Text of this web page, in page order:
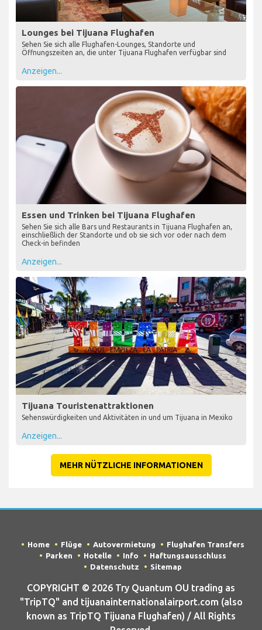
Lounges bei Tijuana Flughafen
Sehen Sie sich alle Flughafen-Lounges, Standorte und
Öffnungszeiten an, die unter Tijuana Flughafen verfügbar sind
Anzeigen...
Essen und Trinken bei Tijuana Flughafen
Sehen Sie sich alle Bars und Restaurants in Tijuana Flughafen an,
einschließlich der Standorte und ob sie sich vor oder nach dem
Check-in befinden
Anzeigen...
Tijuana Touristenattraktionen
Sehenswürdigkeiten und Aktivitäten in und um Tijuana in Mexiko
Anzeigen...
MEHR NÜTZLICHE INFORMATIONEN
Home Flüge Autovermietung
Flughafen Transfers
Parken
Hotelle Info
Haftungsausschluss
Datenschutz
Sitemap
COPYRIGHT © 2026 Try Quantum OU trading as
"TripTQ" and tijuanainternationalairport.com (also
known as TripTQ Tijuana Flughafen) / All Rights